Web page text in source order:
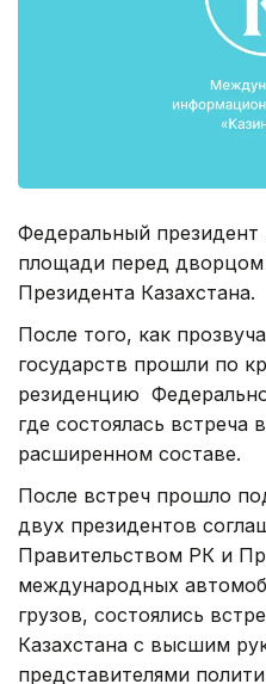
Федеральный
площади перед дворцом
Президента Казахстана.
После того, как
государств прошли по
резиденцию
где состоялась встреча
расширенном составе.
После встреч прошло
двух президентов
Правительством РК и
международных
грузов, состоялись
Казахстана с высшим
представителями